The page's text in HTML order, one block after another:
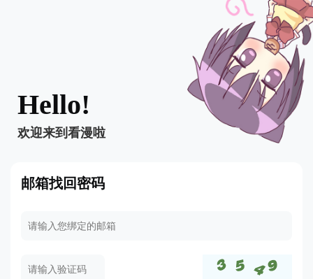
Hello!
欢迎来到看漫啦
邮箱找回密码